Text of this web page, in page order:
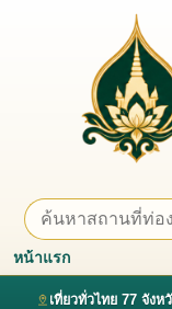
หน้าแรก
เที่ยวทั่วไทย 77 จังห